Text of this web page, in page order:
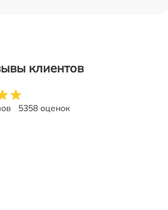
клиентов
5358 оценок